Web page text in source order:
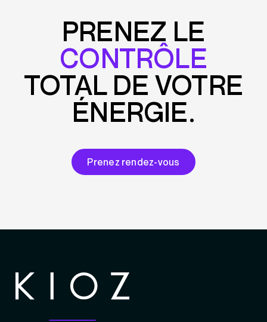
PRENEZ LE
CONTRÔLE
TOTAL DE VOTRE
ÉNERGIE.
Prenez rendez-vous